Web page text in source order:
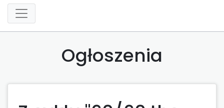
Ogłoszenia